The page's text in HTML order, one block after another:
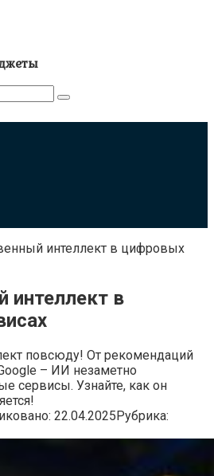
интеллект в цифровых
интеллект в
повсюду! От рекомендаций
– ИИ незаметно
сервисы. Узнайте, как он
22.04.2025Рубрика: